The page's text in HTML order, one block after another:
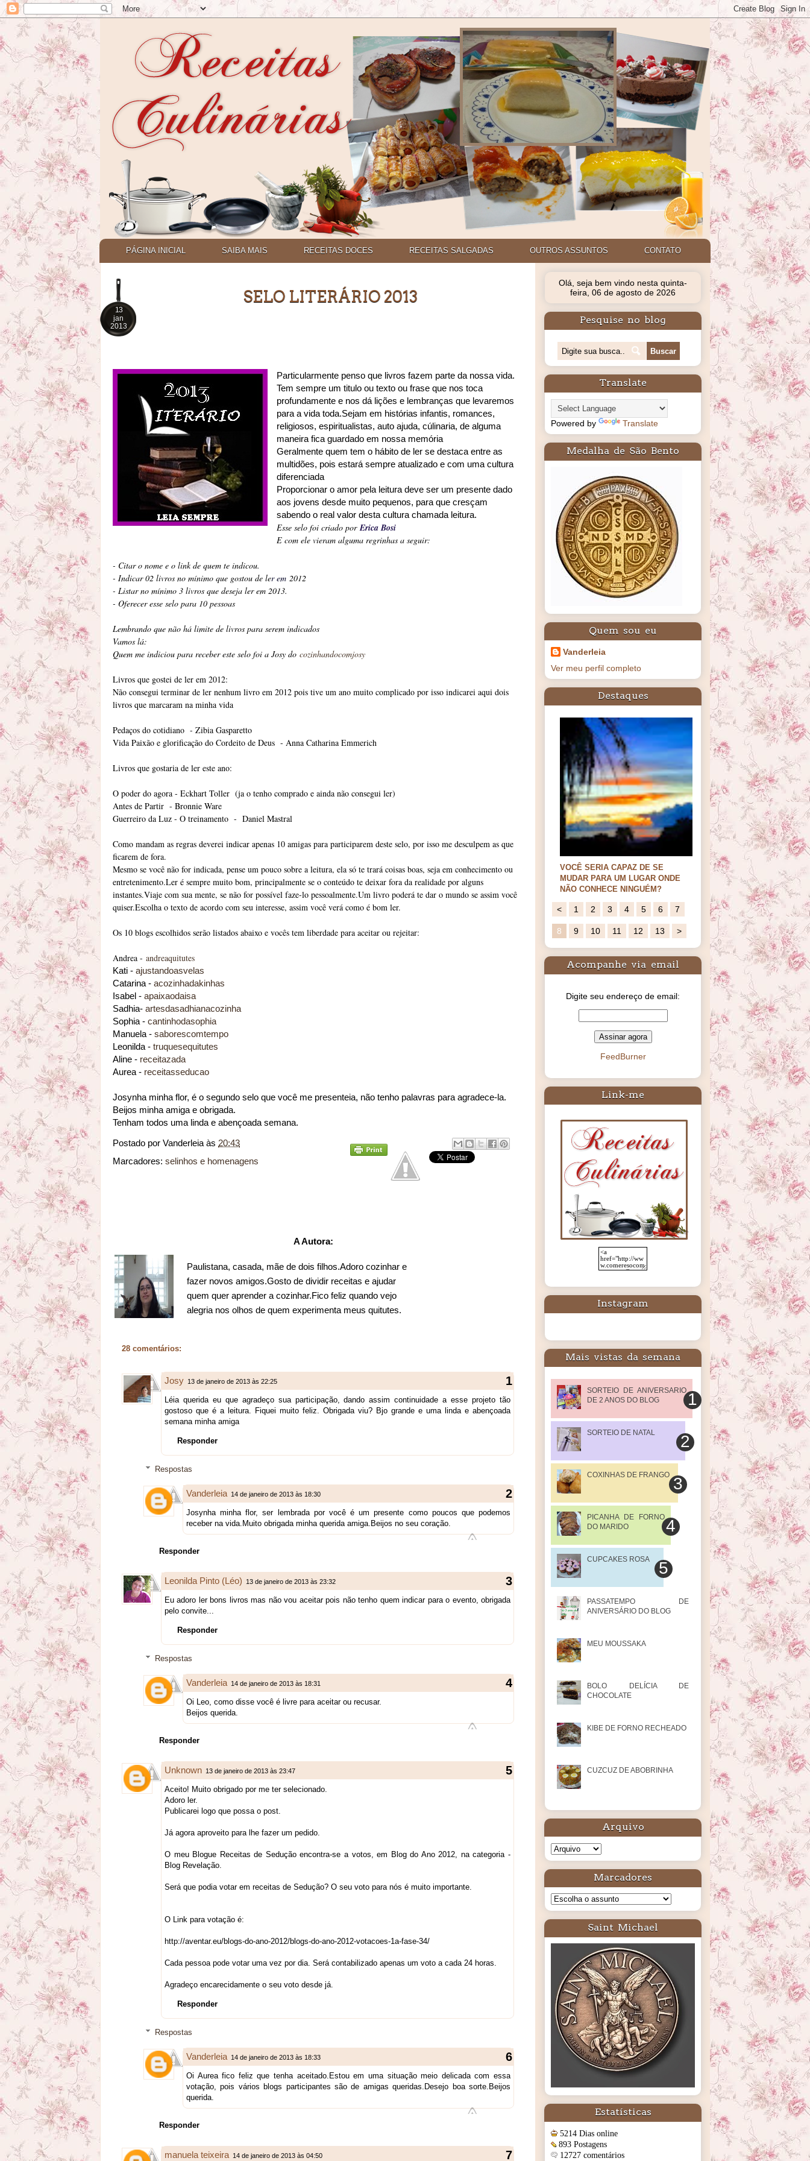
PÁGINA INICIAL SAIBA MAIS RECEITAS DOCES RECEITAS SALGADAS OUTROS ASSUNTOS CONTATO
13
jan
2013
SELO LITERÁRIO 2013
Particularmente penso que livros fazem parte da nossa vida.
Tem sempre um titulo ou texto ou frase que nos toca
profundamente e nos dá lições e lembranças que levaremos
para a vida toda.Sejam em histórias infantis, romances,
religiosos, espiritualistas, auto ajuda, cúlinaria, de alguma
maneira fica guardado em nossa memória
Geralmente quem tem o hábito de ler se destaca entre as
multidões, pois estará sempre atualizado e com uma cultura
diferenciada
Proporcionar o amor pela leitura deve ser um presente dado
aos jovens desde muito pequenos, para que cresçam
sabendo o real valor desta cultura chamada leitura.
Esse selo foi criado porErica Bosi
E com ele vieram alguma regrinhas a seguir:
- Citar o nome e o link de quem te indicou.
- Indicar 02 livros no mínimo que gostou de ler em 2012
- Listar no mínimo 3 livros que deseja ler em 2013.
- Oferecer esse selo para 10 pessoas
Lembrando que não há limite de livros para serem indicados
Vamos lá:
Quem me indiciou para receber este selo foi a Josy do cozinhandocomjosy
Livros que gostei de ler em 2012:
Não consegui terminar de ler nenhum livro em 2012 pois tive um ano muito complicado por isso indicarei aqui dois
livros que marcaram na minha vida
Pedaços do cotidiano - Zibia Gasparetto
Vida Paixão e glorificação do Cordeito de Deus - Anna Catharina Emmerich
Livros que gostaria de ler este ano:
O poder do agora - Eckhart Toller (ja o tenho comprado e ainda não consegui ler)
Antes de Partir - Bronnie Ware
Guerreiro da Luz - O treinamento - Daniel Mastral
Como mandam as regras deverei indicar apenas 10 amigas para participarem deste selo, por isso me desculpem as que
ficarem de fora.
Mesmo se você não for indicada, pense um pouco sobre a leitura, ela só te trará coisas boas, seja em conhecimento ou
entretenimento.Ler é sempre muito bom, principalmente se o conteúdo te deixar fora da realidade por alguns
instantes.Viaje com sua mente, se não for possível faze-lo pessoalmente.Um livro poderá te dar o mundo se assim você
quiser.Escolha o texto de acordo com seu interesse, assim você verá como é bom ler.
Os 10 blogs escolhidos serão listados abaixo e vocês tem liberdade para aceitar ou rejeitar:
Andrea - andreaquitutes
Kati - ajustandoasvelas
Catarina - acozinhadakinhas
Isabel - apaixaodaisa
Sadhia- artesdasadhianacozinha
Sophia - cantinhodasophia
Manuela - saborescomtempo
Leonilda - truquesequitutes
Aline - receitazada
Aurea - receitasseducao
Josynha minha flor, é o segundo selo que você me presenteia, não tenho palavras para agradece-la.
Beijos minha amiga e obrigada.
Tenham todos uma linda e abençoada semana.
Postado por Vanderleia às 20:43
Marcadores: selinhos e homenagens
A Autora:
Paulistana, casada, mãe de dois filhos.Adoro cozinhar e
fazer novos amigos.Gosto de dividir receitas e ajudar
quem quer aprender a cozinhar.Fico feliz quando vejo
alegria nos olhos de quem experimenta meus quitutes.
28 comentários:
Josy 13 de janeiro de 2013 às 22:25
Léia querida eu que agradeço sua participação, dando assim continuidade a esse projeto tão
gostoso que é a leitura. Fiquei muito feliz. Obrigada viu? Bjo grande e uma linda e abençoada
semana minha amiga
Responder
Respostas
Vanderleia 14 de janeiro de 2013 às 18:30
Josynha minha flor, ser lembrada por você é um presente como poucos que podemos
receber na vida.Muito obrigada minha querida amiga.Beijos no seu coração.
Responder
Leonilda Pinto (Léo) 13 de janeiro de 2013 às 23:32
Eu adoro ler bons livros mas não vou aceitar pois não tenho quem indicar para o evento, obrigada
pelo convite...
Responder
Respostas
Vanderleia 14 de janeiro de 2013 às 18:31
Oi Leo, como disse você é livre para aceitar ou recusar.
Beijos querida.
Responder
Unknown 13 de janeiro de 2013 às 23:47
Aceito! Muito obrigado por me ter selecionado.
Adoro ler.
Publicarei logo que possa o post.
Já agora aproveito para lhe fazer um pedido.
O meu Blogue Receitas de Sedução encontra-se a votos, em Blog do Ano 2012, na categoria -
Blog Revelação.
Será que podia votar em receitas de Sedução? O seu voto para nós é muito importante.
O Link para votação é:
http://aventar.eu/blogs-do-ano-2012/blogs-do-ano-2012-votacoes-1a-fase-34/
Cada pessoa pode votar uma vez por dia. Será contabilizado apenas um voto a cada 24 horas.
Agradeço encarecidamente o seu voto desde já.
Responder
Respostas
Vanderleia 14 de janeiro de 2013 às 18:33
Oi Aurea fico feliz que tenha aceitado.Estou em uma situação meio delicada com essa
votação, pois vários blogs participantes são de amigas queridas.Desejo boa sorte.Beijos
querida.
Responder
manuela teixeira 14 de janeiro de 2013 às 04:50
Olá, seja bem vindo nesta quinta-
feira, 06 de agosto de 2026
Pesquise no blog
Translate
Powered by Translate
Medalha de São Bento
Quem sou eu
Vanderleia
Ver meu perfil completo
Destaques
PÃO CASEIRO
Oi meus amores. Hoje trago esse delicioso
pão caseiro. B…
< 1 2 3 4 5 6 7
8 9 10 11 12 13 >
Acompanhe via email
Digite seu endereço de email:
FeedBurner
Link-me
Instagram
Mais vistas da semana
SORTEIO DE ANIVERSARIO
DE 2 ANOS DO BLOG
SORTEIO DE NATAL
COXINHAS DE FRANGO
PICANHA DE FORNO
DO MARIDO
CUPCAKES ROSA
PASSATEMPO DE
ANIVERSÁRIO DO BLOG
MEU MOUSSAKA
BOLO DELÍCIA DE
CHOCOLATE
KIBE DE FORNO RECHEADO
CUZCUZ DE ABOBRINHA
Arquivo
Marcadores
Saint Michael
Estatísticas
5214 Dias online
893 Postagens
12727 comentários